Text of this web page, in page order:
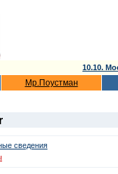
10.10.
Мр.Поустман
сведения